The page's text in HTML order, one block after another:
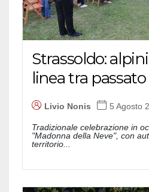
Strassoldo:
linea tra
Livio Nonis 5 Agosto
Tradizionale celebrazione in
"Madonna della Neve", con
territorio...